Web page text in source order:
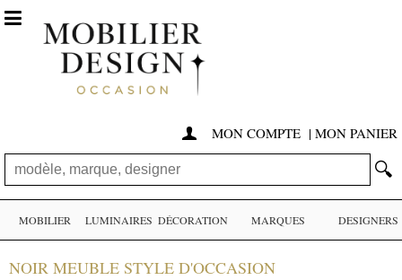
 MON COMPTE | MON PANIER
🔍

MOBILIER LUMINAIRES DÉCORATION MARQUES DESIGNERS
NOIR MEUBLE STYLE D'OCCASION